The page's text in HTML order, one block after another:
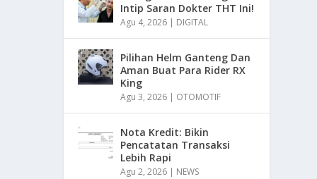
Intip Saran Dokter THT Ini!
Agu 4, 2026 | DIGITAL
Pilihan Helm Ganteng Dan
Aman Buat Para Rider RX
King
Agu 3, 2026 | OTOMOTIF
Nota Kredit: Bikin
Pencatatan Transaksi
Lebih Rapi
Agu 2, 2026 | NEWS